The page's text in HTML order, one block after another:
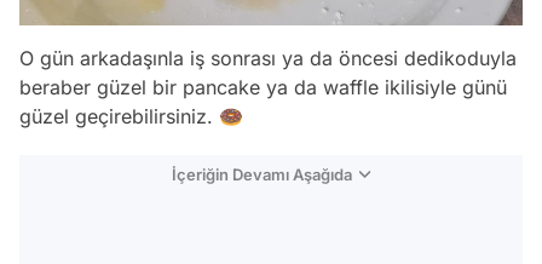
O gün arkadaşınla iş sonrası ya da öncesi dedikoduyla
beraber güzel bir pancake ya da waffle ikilisiyle günü
güzel geçirebilirsiniz. 🍩
İçeriğin Devamı Aşağıda